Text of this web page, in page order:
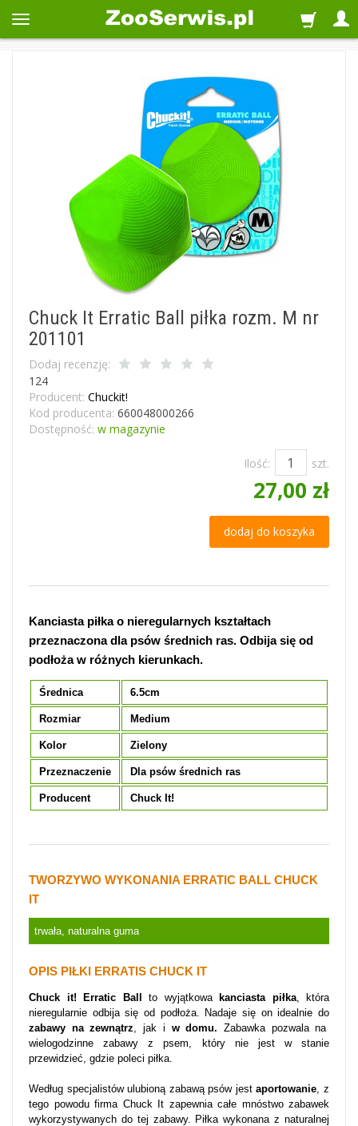
Chuck It Erratic Ball piłka rozm. M nr
201101
Dodaj recenzję:
124
Producent: Chuckit!
Kod producenta: 660048000266
Dostępność: w magazynie
Ilość: szt.
27,00 zł
dodaj do koszyka
Kanciasta piłka o nieregularnych kształtach
przeznaczona dla psów średnich ras. Odbija się od
podłoża w różnych kierunkach.
Średnica 6.5cm
Rozmiar Medium
Kolor Zielony
Przeznaczenie Dla psów średnich ras
Producent Chuck It!
TWORZYWO WYKONANIA ERRATIC BALL CHUCK
IT
trwała, naturalna guma
OPIS PIŁKI ERRATIS CHUCK IT
Chuck it! Erratic Ball to wyjątkowakanciasta piłka, która
nieregularnie odbija się od podłoża. Nadaje się on idealnie do
zabawy na zewnątrz, jak i w domu. Zabawka pozwala na
wielogodzinne zabawy z psem, który nie jest w stanie
przewidzieć, gdzie poleci piłka.
Według specjalistów ulubioną zabawą psów jestaportowanie, z
tego powodu firma Chuck It zapewnia całe mnóstwo zabawek
wykorzystywanych do tej zabawy. Piłka wykonana z naturalnej